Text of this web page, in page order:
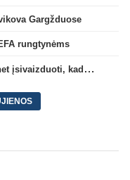
Gargžduose
rungtynėms
M. Capanas: „Prieš pusmetį negalėjau net įsivaizduoti, kad žaisime prieš „Hajduk“